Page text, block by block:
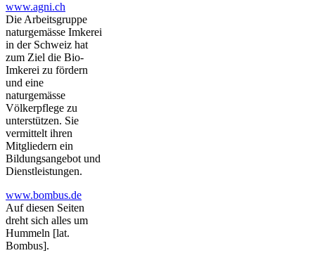
www.agni.ch
Die Arbeitsgruppe
naturgemässe Imkerei
in der Schweiz hat
zum Ziel die Bio-
Imkerei zu fördern
und eine
naturgemässe
Völkerpflege zu
unterstützen. Sie
vermittelt ihren
Mitgliedern ein
Bildungsangebot und
Dienstleistungen.
www.bombus.de
Auf diesen Seiten
dreht sich alles um
Hummeln [lat.
Bombus].